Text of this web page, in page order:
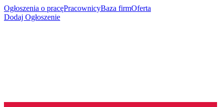
Ogłoszenia o pracęPracownicyBaza firmOferta
Dodaj Ogłoszenie